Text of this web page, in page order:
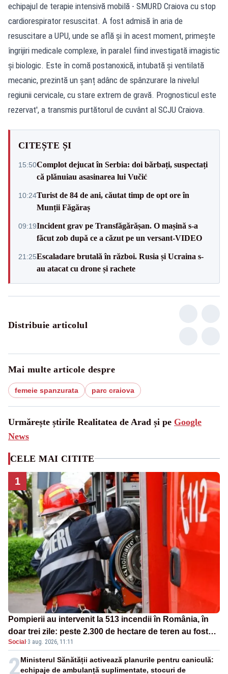
echipajul de terapie intensivă mobilă - SMURD Craiova cu stop
cardiorespirator resuscitat. A fost admisă în aria de
resuscitare a UPU, unde se află și în acest moment, primește
îngrijiri medicale complexe, în paralel fiind investigată imagistic
și biologic. Este în comă postanoxică, intubată și ventilată
mecanic, prezintă un șanț adânc de spânzurare la nivelul
regiunii cervicale, cu stare extrem de gravă. Prognosticul este
rezervat', a transmis purtătorul de cuvânt al SCJU Craiova.
CITEȘTE ȘI
15:50Complot dejucat în Serbia: doi bărbați, suspectați
că plănuiau asasinarea lui Vučić
10:24Turist de 84 de ani, căutat timp de opt ore în
Munții Făgăraș
09:19Incident grav pe Transfăgărășan. O mașină s-a
făcut zob după ce a căzut pe un versant-VIDEO
21:25Escaladare brutală în război. Rusia și Ucraina s-
au atacat cu drone și rachete
Distribuie articolul
Mai multe articole despre
femeie spanzurata parc craiova
Urmărește știrile Realitatea de Arad și pe Google
News
CELE MAI CITITE
1
Pompierii au intervenit la 513 incendii în România, în
doar trei zile: peste 2.300 de hectare de teren au fost
afectate
Social ·3 aug. 2026, 11:11
2Ministerul Sănătății activează planurile pentru caniculă:
echipaje de ambulanță suplimentate, stocuri de